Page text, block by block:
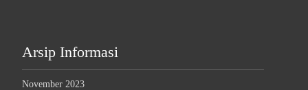
Arsip Informasi
November 2023